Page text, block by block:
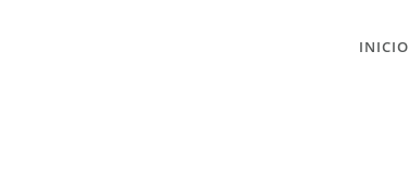
INICIO